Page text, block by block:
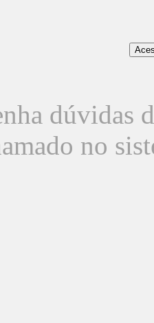
dúvidas
no